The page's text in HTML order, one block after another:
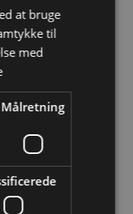
at bruge
til
med
Målretning